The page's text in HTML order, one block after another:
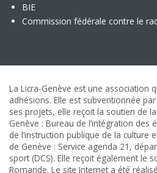
BIE
Commission fédérale contre le
La Licra-Genève est une association
adhésions. Elle est subventionnée
ses projets, elle reçoit la soutien de
Genève : Bureau de l’intégration des
de l’instruction publique de la culture
de Genève : Service agenda 21,
sport (DCS). Elle reçoit également le
Romande. Le site Internet a été